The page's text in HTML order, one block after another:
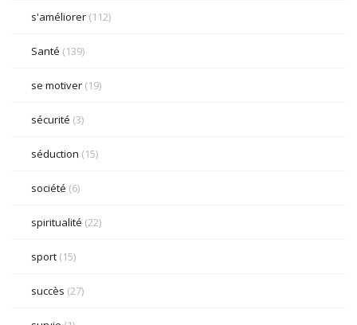
s'améliorer (112)
Santé (139)
se motiver (19)
sécurité (3)
séduction (15)
société (6)
spiritualité (22)
sport (15)
succès (27)